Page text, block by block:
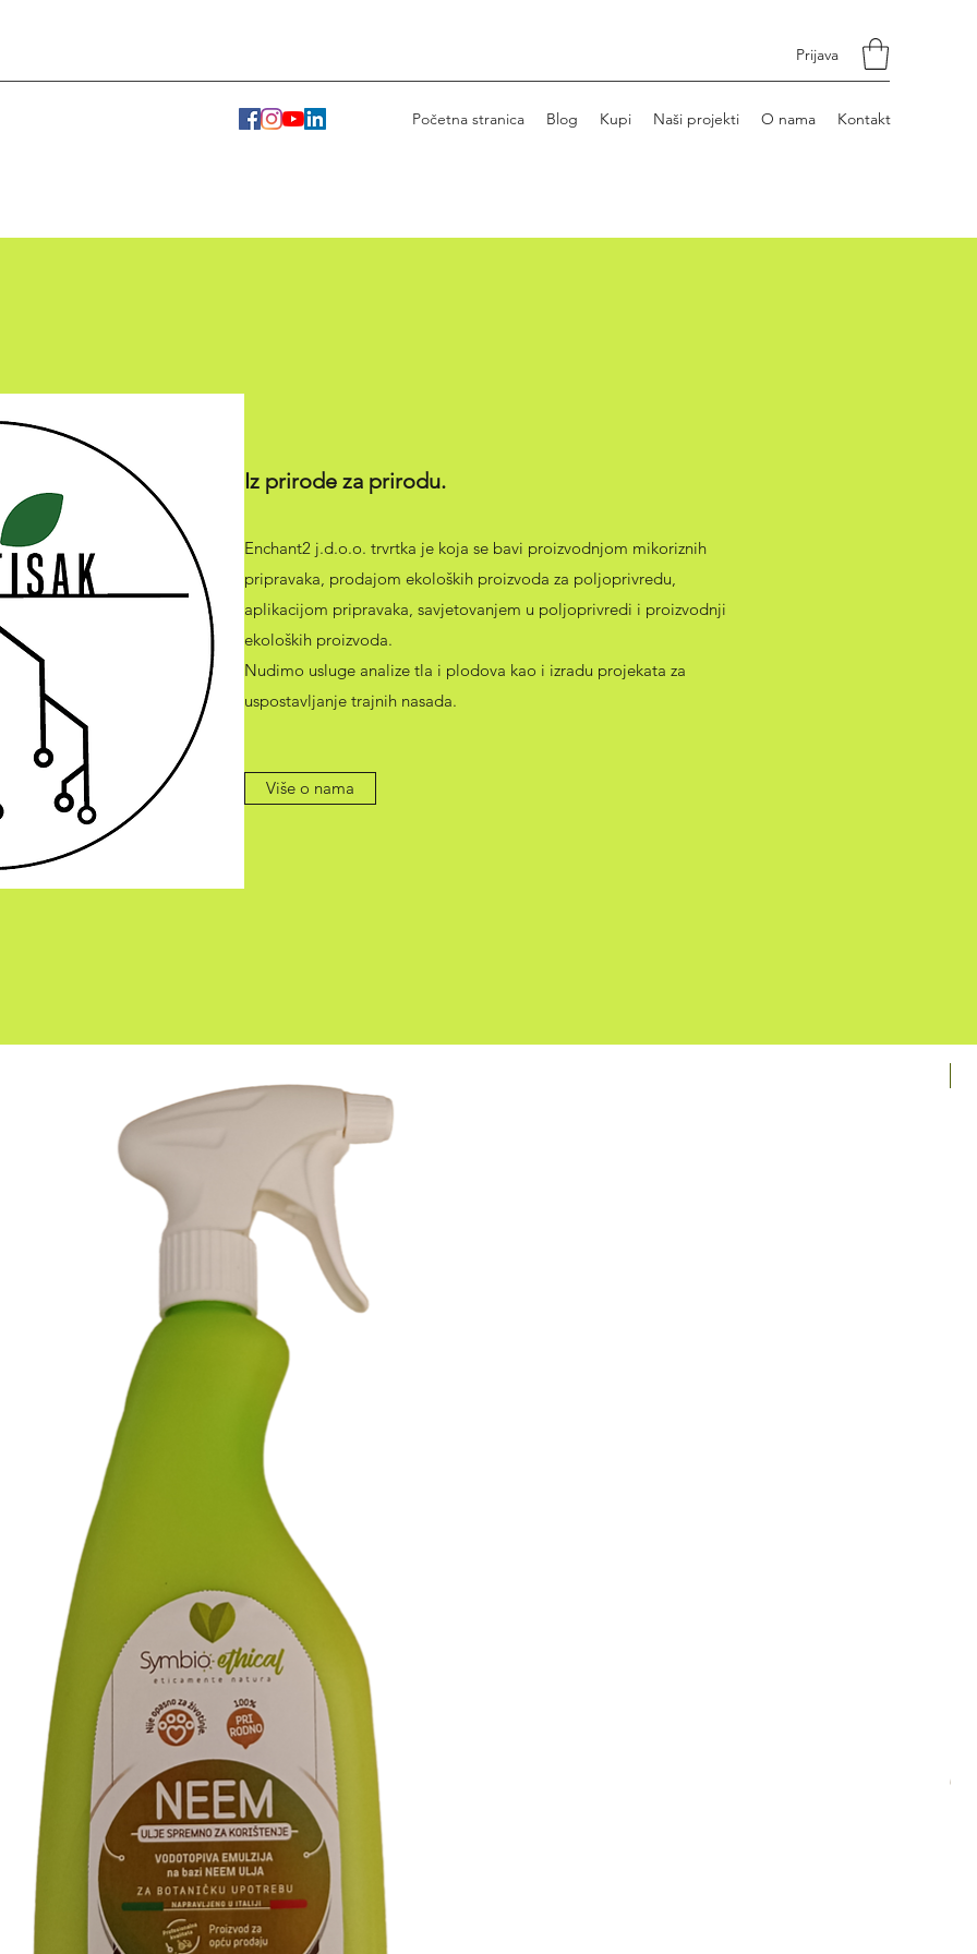
Prijava
Početna stranica Blog Kupi Naši projekti O nama Kontakt
Iz prirode za prirodu.
Enchant2 j.d.o.o. trvrtka je koja se bavi proizvodnjom mikoriznih
pripravaka, prodajom ekoloških proizvoda za poljoprivredu,
aplikacijom pripravaka, savjetovanjem u poljoprivredi i proizvodnji
ekoloških proizvoda.
Nudimo usluge analize tla i plodova kao i izradu projekata za
uspostavljanje trajnih nasada.
Više o nama